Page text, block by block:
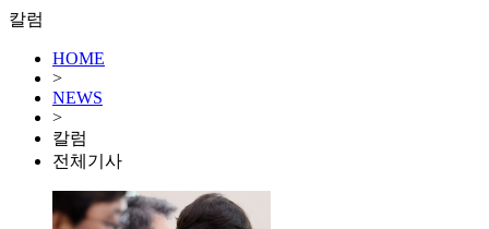
칼럼
HOME
>
NEWS
>
칼럼
전체기사